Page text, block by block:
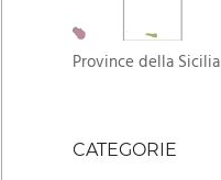
Province della Sicilia
CATEGORIE